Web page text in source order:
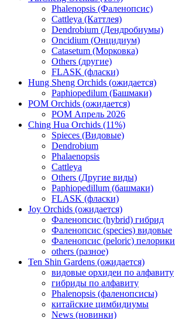
Phalenopsis (Фаленопсис)
Cattleya (Каттлея)
Dendrobium (Дендробиумы)
Oncidium (Онцидиум)
Catasetum (Морковка)
Others (другие)
FLASK (фласки)
Hung Sheng Orchids (ожидается)
Paphiopedilum (Башмаки)
POM Orchids (ожидается)
POM Апрель 2026
Ching Hua Orchids (11%)
Spieces (Видовые)
Dendrobium
Phalaenopsis
Cattleya
Others (Другие виды)
Paphiopedillum (башмаки)
FLASK (фласки)
Joy Orchids (ожидается)
Фаленопсис (hybrid) гибрид
Фаленопсис (species) видовые
Фаленопсис (peloric) пелорики
others (разное)
Ten Shin Gardens (ожидается)
видовые орхидеи по алфавиту
гибриды по алфавиту
Phalenopsis (фаленопсисы)
китайские цимбидиумы
News (новинки)